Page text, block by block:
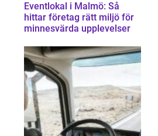
Eventlokal i Malmö: Så
hittar företag rätt miljö för
minnesvärda upplevelser